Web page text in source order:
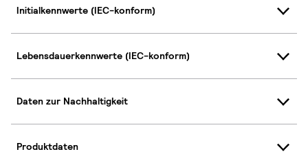
Initialkennwerte (IEC-konform)
Lebensdauerkennwerte (IEC-konform)
Daten zur Nachhaltigkeit
Produktdaten